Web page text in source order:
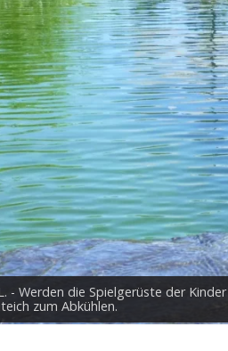
- Werden die Spielgerüste der
zum Abkühlen.